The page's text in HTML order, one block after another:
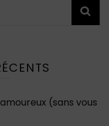
(sans vous